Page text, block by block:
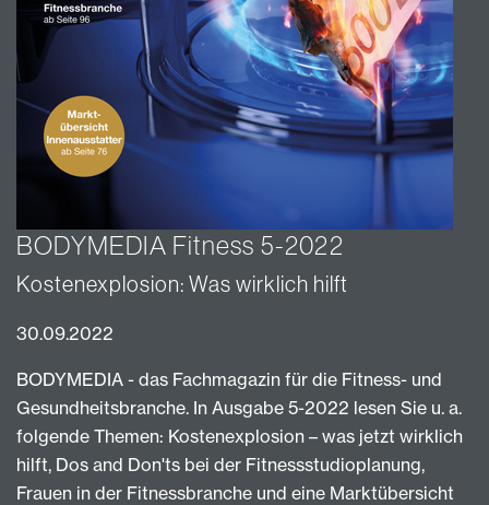
BODYMEDIA Fitness 5-2022
Kostenexplosion: Was wirklich hilft
30.09.2022
BODYMEDIA - das Fachmagazin für die Fitness- und
Gesundheitsbranche. In Ausgabe 5-2022 lesen Sie u. a.
folgende Themen: Kostenexplosion – was jetzt wirklich
hilft, Dos and Don'ts bei der Fitnessstudioplanung,
Frauen in der Fitnessbranche und eine Marktübersicht